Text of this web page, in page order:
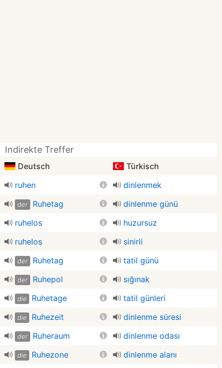
Indirekte Treffer
Deutsch
Türkisch
ruhen
dinlenmek
der Ruhetag
dinlenme günü
ruhelos
huzursuz
ruhelos
sinirli
der Ruhetag tatil günü
der Ruhepol sığınak
die Ruhetage tatil günleri
die Ruhezeit dinlenme süresi
der Ruheraum dinlenme odası
die Ruhezone dinlenme alanı